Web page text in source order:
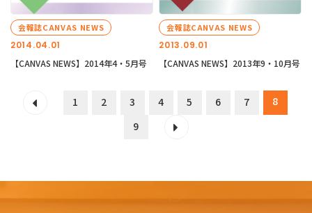
2014.04.01
会報誌CANVAS NEWS
【CANVAS NEWS】2014年4・5月号
2013.09.01
会報誌CANVAS NEWS
【CANVAS NEWS】2013年9・10月号
1 2 3 4 5 6 7
8
9